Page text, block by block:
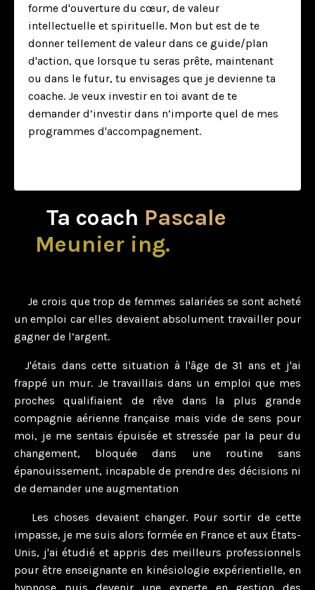
forme d'ouverture du cœur, de valeur
intellectuelle et spirituelle. Mon but est de te
donner tellement de valeur dans ce guide/plan
d'action, que lorsque tu seras prête, maintenant
ou dans le futur, tu envisages que je devienne ta
coache. Je veux investir en toi avant de te
demander d’investir dans n’importe quel de mes
programmes d'accompagnement.
Ta coach Pascale
Meunier ing.
Je crois que trop de femmes salariées se sont acheté
un emploi car elles devaient absolument travailler pour
gagner de l’argent.
J'étais dans cette situation à l'âge de 31 ans et j'ai
frappé un mur. Je travaillais dans un emploi que mes
proches qualifiaient de rêve dans la plus grande
compagnie aérienne française mais vide de sens pour
moi, je me sentais épuisée et stressée par la peur du
changement, bloquée dans une routine sans
épanouissement, incapable de prendre des décisions ni
de demander une augmentation
Les choses devaient changer. Pour sortir de cette
impasse, je me suis alors formée en France et aux États-
Unis, j'ai étudié et appris des meilleurs professionnels
pour être enseignante en kinésiologie expérientielle, en